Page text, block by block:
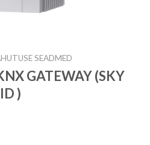
SEADMED
GATEWAY (SKY
)